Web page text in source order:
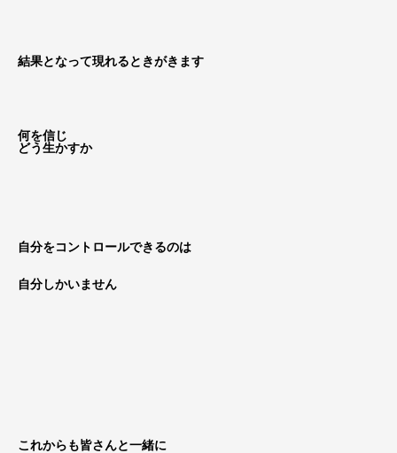
結果となって現れるときがきます
何を信じ
どう生かすか
自分をコントロールできるのは
自分しかいません
これからも皆さんと一緒に